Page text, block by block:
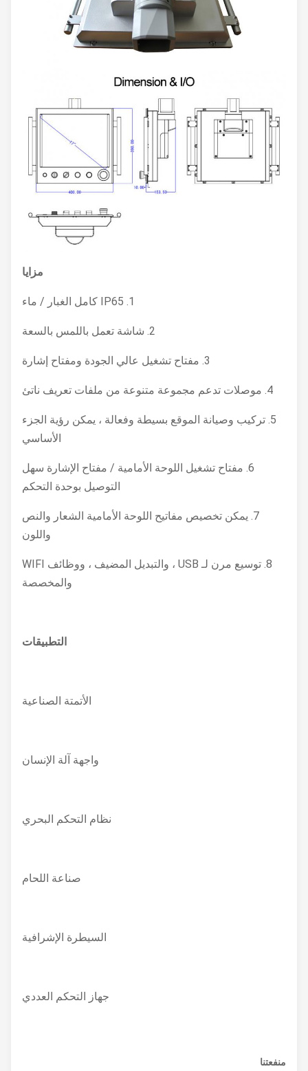
5. تركيب وصيانة الموقع بسيطة وفعالة ، يمكن رؤية الجزء
الأساسي
6. مفتاح تشغيل اللوحة الأمامية / مفتاح الإشارة سهل
التوصيل بوحدة التحكم
7. يمكن تخصيص مفاتيح اللوحة الأمامية الشعار والنص
واللون
8. توسيع مرن لـ USB ، والتبديل المضيف ، ووظائف WIFI
والمخصصة
التطبيقات
الأتمتة الصناعية
واجهة آلة الإنسان
نظام التحكم البحري
صناعة اللحام
السيطرة الإشرافية
جهاز التحكم العددي
منفعتنا